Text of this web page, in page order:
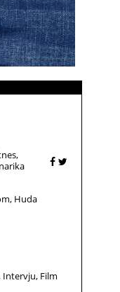
Huda
Intervju Film